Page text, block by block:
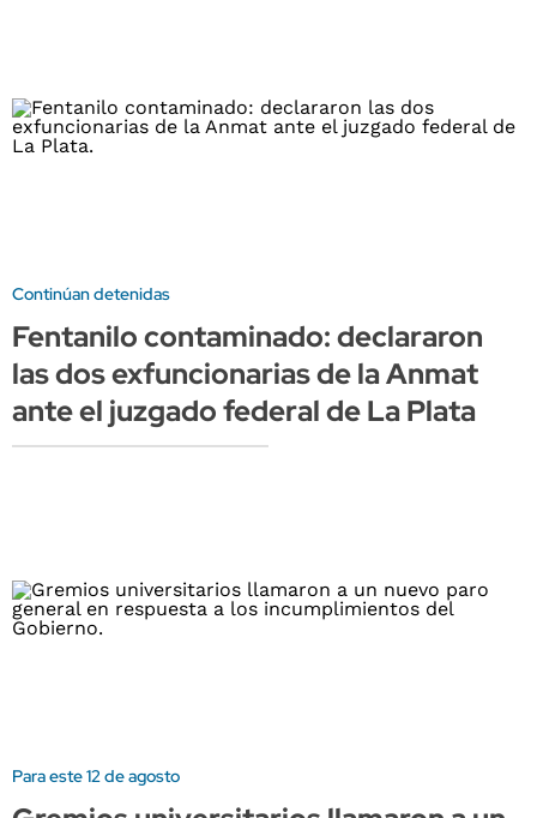
Continúan detenidas
Fentanilo contaminado: declararon
las dos exfuncionarias de la Anmat
ante el juzgado federal de La Plata
Para este 12 de agosto